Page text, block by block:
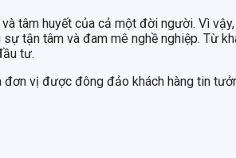
tâm huyết của cả một đời người. Vì
tận tâm và đam mê nghề nghiệp. Từ
tư.
vị được đông đảo khách hàng tin